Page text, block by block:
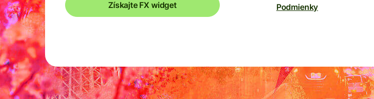
Získajte FX widget Podmienky